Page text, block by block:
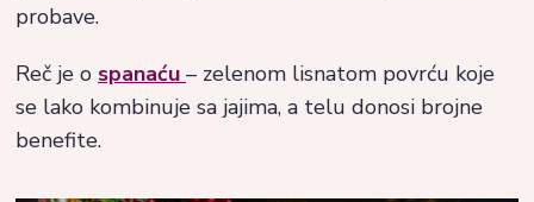
probave.
Reč je o spanaću – zelenom lisnatom povrću koje
se lako kombinuje sa jajima, a telu donosi brojne
benefite.